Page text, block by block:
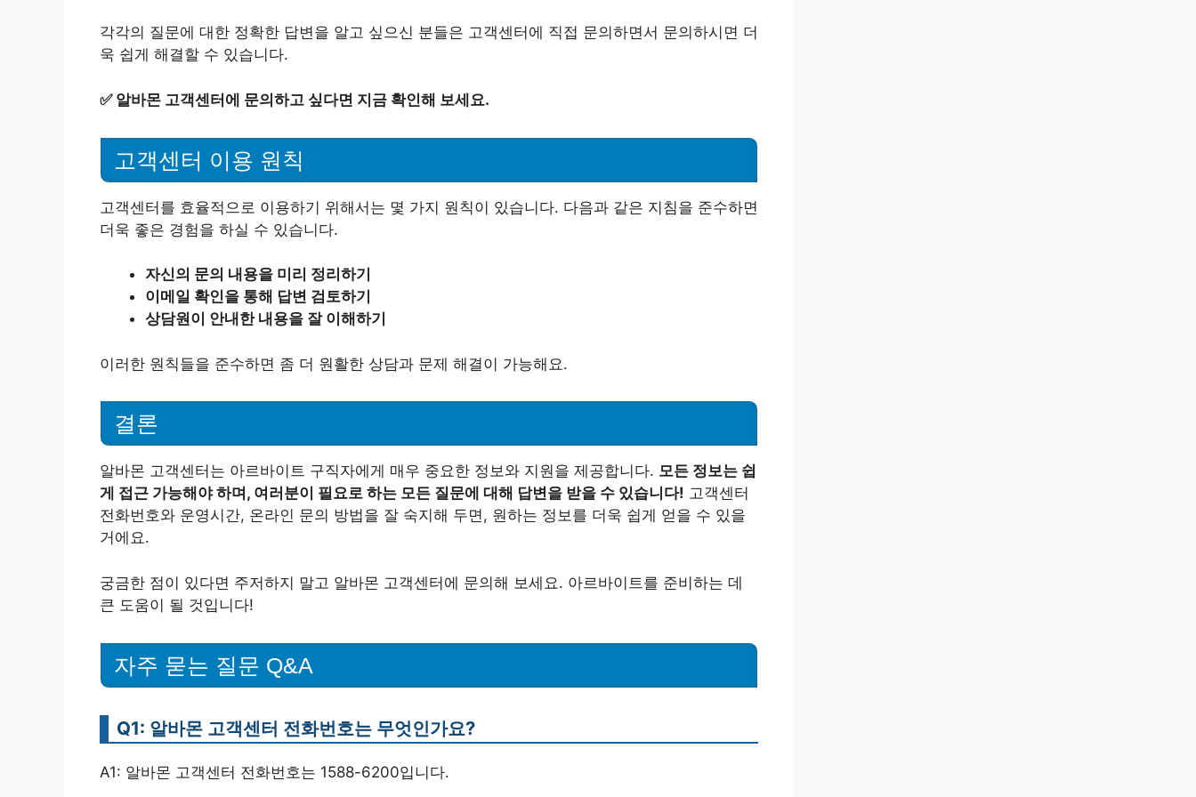
각각의 질문에 대한 정확한 답변을 알고 싶으신 분들은 고객센터에 직접 문의하면서 문의하시면 더
욱 쉽게 해결할 수 있습니다.
✅ 알바몬 고객센터에 문의하고 싶다면 지금 확인해 보세요.
고객센터 이용 원칙
고객센터를 효율적으로 이용하기 위해서는 몇 가지 원칙이 있습니다. 다음과 같은 지침을 준수하면
더욱 좋은 경험을 하실 수 있습니다.
자신의 문의 내용을 미리 정리하기
이메일 확인을 통해 답변 검토하기
상담원이 안내한 내용을 잘 이해하기
이러한 원칙들을 준수하면 좀 더 원활한 상담과 문제 해결이 가능해요.
결론
알바몬 고객센터는 아르바이트 구직자에게 매우 중요한 정보와 지원을 제공합니다. 모든 정보는 쉽
게 접근 가능해야 하며, 여러분이 필요로 하는 모든 질문에 대해 답변을 받을 수 있습니다! 고객센터
전화번호와 운영시간, 온라인 문의 방법을 잘 숙지해 두면, 원하는 정보를 더욱 쉽게 얻을 수 있을
거에요.
궁금한 점이 있다면 주저하지 말고 알바몬 고객센터에 문의해 보세요. 아르바이트를 준비하는 데
큰 도움이 될 것입니다!
자주 묻는 질문 Q&A
Q1: 알바몬 고객센터 전화번호는 무엇인가요?
A1: 알바몬 고객센터 전화번호는 1588-6200입니다.